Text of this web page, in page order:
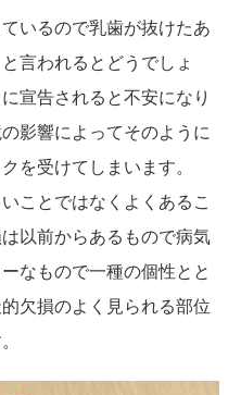
いるので乳歯が抜けたあ
言われるとどうでしょ
宣告されると不安になり
影響によってそのように
を受けてしまいます。
ことではなくよくあるこ
以前からあるもので病気
なもので一種の個性とと
欠損のよく見られる部位